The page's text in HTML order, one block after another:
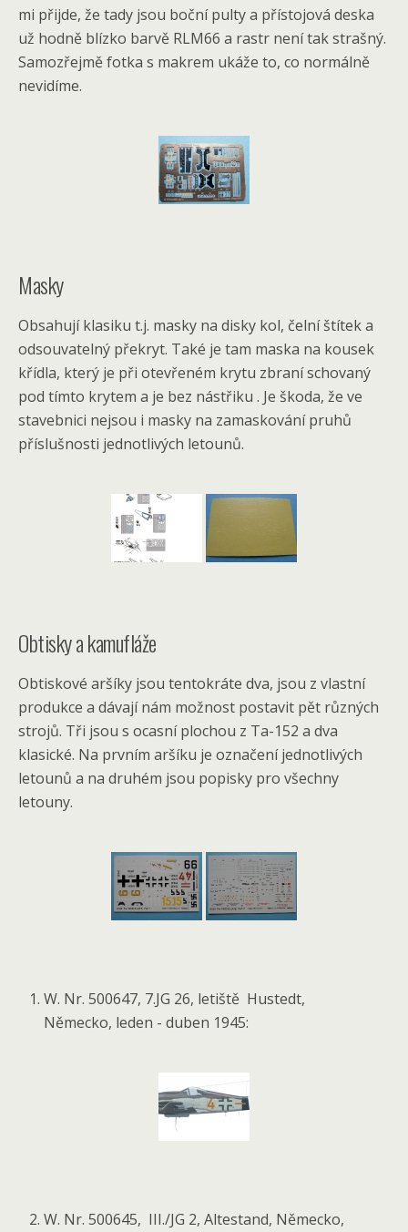
mi přijde, že tady jsou boční pulty a přístojová deska
už hodně blízko barvě RLM66 a rastr není tak strašný.
Samozřejmě fotka s makrem ukáže to, co normálně
nevidíme.
Masky
Obsahují klasiku t.j. masky na disky kol, čelní štítek a
odsouvatelný překryt. Také je tam maska na kousek
křídla, který je při otevřeném krytu zbraní schovaný
pod tímto krytem a je bez nástřiku . Je škoda, že ve
stavebnici nejsou i masky na zamaskování pruhů
příslušnosti jednotlivých letounů.
Obtisky a kamufláže
Obtiskové aršíky jsou tentokráte dva, jsou z vlastní
produkce a dávají nám možnost postavit pět různých
strojů. Tři jsou s ocasní plochou z Ta-152 a dva
klasické. Na prvním aršíku je označení jednotlivých
letounů a na druhém jsou popisky pro všechny
letouny.
W. Nr. 500647, 7.JG 26, letiště Hustedt,
Německo, leden - duben 1945:
W. Nr. 500645, III./JG 2, Altestand, Německo,